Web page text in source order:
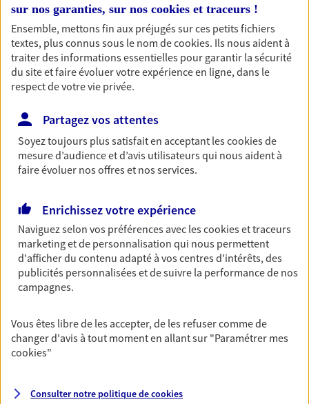
Garantie Accidents de la Vie
Bricoleuse, féru de jardinage, pâtissier en herbe
ou grande lectrice… personne n'est à l'abri d'un
accident du quotidien. Avec Ma Protection
Accident, protégez votre qualité de vie et vos
revenus.
Découvrir l'offre Garantie Accidents de la Vie
OBTENIR UN TARIF EN LIGNE
Multirisque Entreprise
Gagnez en simplicité et en sérénité avec votre
assurance multirisque entreprise. Un contrat
unique pour protéger vos locaux, matériels pro,
équipements et stocks… sans oublier votre
responsabilité civile.
DEMANDER UN DEVIS
VOIR TOUTES NOS OFFRES
sur nos garanties, sur nos cookies et traceurs !
Ensemble, mettons fin aux préjugés sur ces petits fichiers
textes, plus connus sous le nom decookies. Ils nous aident à
traiter des informations essentielles pour garantir la sécurité
du site et faire évoluer votre expérience en ligne, dans le
respect de votre vie privée.
Partagez vos attentes
Soyez toujours plus satisfait en acceptant lescookiesde
mesure d’audience et d’avis utilisateurs qui nous aident à
faire évoluer nos offres et nos services.
Enrichissez votre expérience
Naviguez selon vos préférences avec lescookies et traceurs
marketing et de personnalisation qui nous permettent
d'afficher du contenu adapté à vos centres d'intérêts, des
publicités personnalisées et de suivre la performance de nos
campagnes.
Vous êtes libre de les accepter, de les refuser comme de
changer d'avis à tout moment en allant sur "Paramétrer mes
cookies"
Consulter notre politique decookies